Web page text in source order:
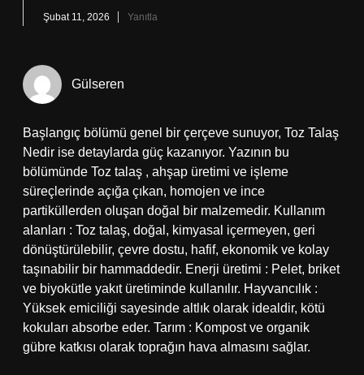
Şubat 11, 2026 Yanıtla
Gülseren
Başlangıç bölümü genel bir çerçeve sunuyor, Toz Talaş
Nedir ise detaylarda güç kazanıyor. Yazının bu
bölümünde Toz talaş , ahşap üretimi ve işleme
süreçlerinde açığa çıkan, homojen ve ince
partiküllerden oluşan doğal bir malzemedir. Kullanım
alanları : Toz talaş, doğal, kimyasal içermeyen, geri
dönüştürülebilir, çevre dostu, hafif, ekonomik ve kolay
taşınabilir bir hammaddedir. Enerji üretimi : Pelet, briket
ve biyokütle yakıt üretiminde kullanılır. Hayvancılık :
Yüksek emiciliği sayesinde altlık olarak idealdir, kötü
kokuları absorbe eder. Tarım : Kompost ve organik
gübre katkısı olarak toprağın hava almasını sağlar.